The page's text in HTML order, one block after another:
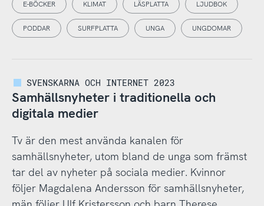
E-BÖCKER KLIMAT LÄSPLATTA LJUDBOK
PODDAR SURFPLATTA UNGA UNGDOMAR
SVENSKARNA OCH INTERNET 2023
Samhällsnyheter i traditionella och
digitala medier
Tv är den mest använda kanalen för
samhällsnyheter, utom bland de unga som främst
tar del av nyheter på sociala medier. Kvinnor
följer Magdalena Andersson för samhällsnyheter,